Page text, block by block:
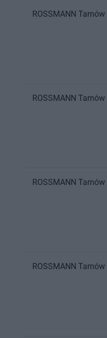
ROSSMANN Tarnów
ROSSMANN Tarnów
ROSSMANN Tarnów
ROSSMANN Tarnów